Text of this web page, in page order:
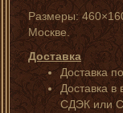
Размеры:
Москве.
Доставка
Доставка
Доставка в
СДЭК или